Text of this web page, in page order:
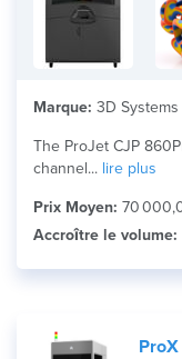
Marque: 3D Systems
The ProJet CJP
channel... lire plus
Prix Moyen: 70
Accroître le volume: